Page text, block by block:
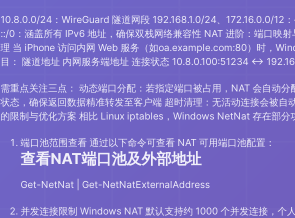
10.8.0.0/24：WireGuard 隧道网段 192.168.1.0/24、172.16.0.0/12：
::/0：涵盖所有 IPv6 地址，确保双栈网络兼容性 NAT 进阶：端口映
理 当 iPhone 访问内网 Web 服务（如oa.example.com:80）时，
目： 隧道地址 内网服务端地址 连接状态 10.8.0.100:51234 ↔
需重点关注三点： 动态端口分配：若指定端口被占用，NAT 会自动
状态，确保返回数据精准转发至客户端 超时清理：无活动连接会被
的限制与优化方案 相比 Linux iptables，Windows NetNat 存在部分
端口池范围查看 通过以下命令可查看 NAT 可用端口池配置：
查看NAT端口池及外部地址
Get-NetNat | Get-NetNatExternalAddress
并发连接限制 Windows NAT 默认支持约 1000 个并发连接，个